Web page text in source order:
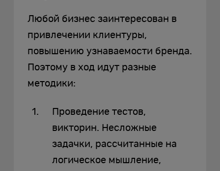
Любой бизнес заинтересован в
привлечении клиентуры,
повышению узнаваемости бренда.
Поэтому в ход идут разные
методики:
Проведение тестов,
викторин. Несложные
задачки, рассчитанные на
логическое мышление,